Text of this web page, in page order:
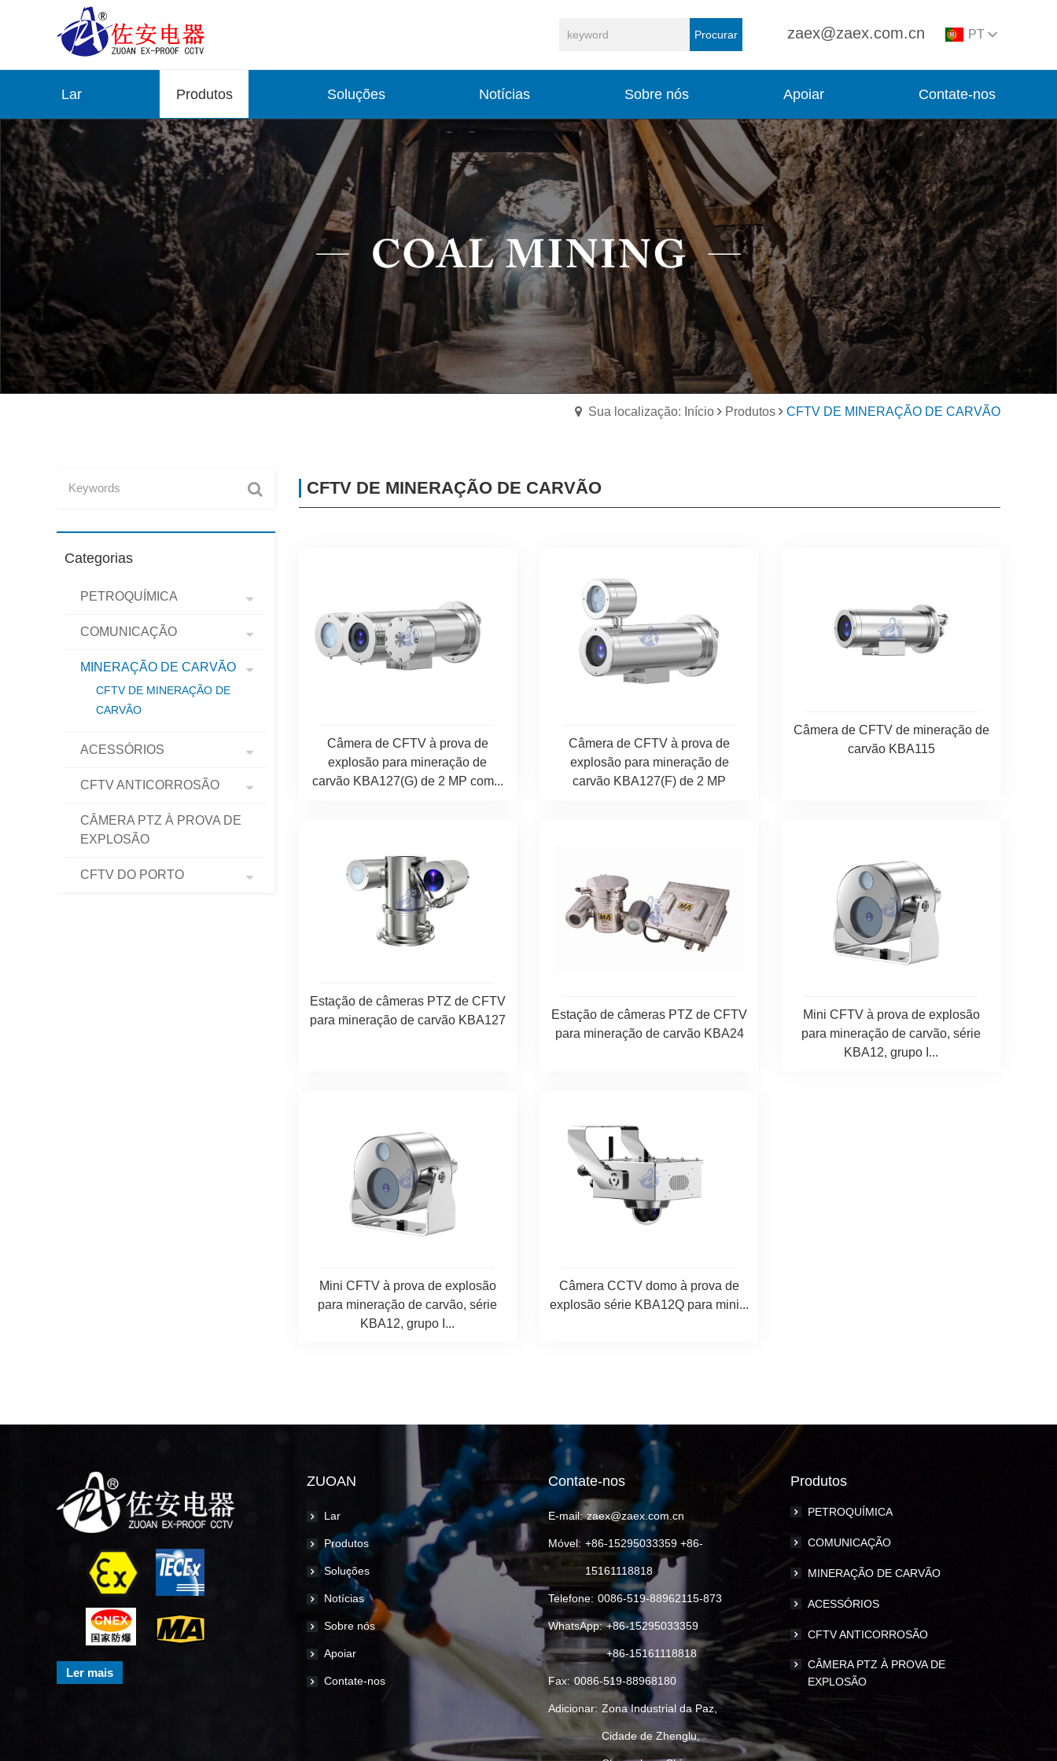
Procurar zaex@zaex.com.cn PT
Lar Produtos Soluções Notícias Sobre nós Apoiar Contate-nos
Sua localização: Início Produtos CFTV DE MINERAÇÃO DE CARVÃO
Categorias
PETROQUÍMICA
COMUNICAÇÃO
MINERAÇÃO DE CARVÃO
CFTV DE MINERAÇÃO DE
CARVÃO
ACESSÓRIOS
CFTV ANTICORROSÃO
CÂMERA PTZ À PROVA DE
EXPLOSÃO
CFTV DO PORTO
CFTV DE MINERAÇÃO DE CARVÃO
Câmera de CFTV à prova de
explosão para mineração de
carvão KBA127(G) de 2 MP com...
Câmera de CFTV à prova de
explosão para mineração de
carvão KBA127(F) de 2 MP
Câmera de CFTV de mineração de
carvão KBA115
Estação de câmeras PTZ de CFTV
para mineração de carvão KBA127
Estação de câmeras PTZ de CFTV
para mineração de carvão KBA24
Mini CFTV à prova de explosão
para mineração de carvão, série
KBA12, grupo I...
Mini CFTV à prova de explosão
para mineração de carvão, série
KBA12, grupo I...
Câmera CCTV domo à prova de
explosão série KBA12Q para mini...
Ler mais
ZUOAN
Lar
Produtos
Soluções
Notícias
Sobre nós
Apoiar
Contate-nos
Contate-nos
E-mail: zaex@zaex.com.cn
Móvel: +86-15295033359 +86-
15161118818
Telefone: 0086-519-88962115-873
WhatsApp: +86-15295033359
+86-15161118818
Fax: 0086-519-88968180
Adicionar: Zona Industrial da Paz,
Cidade de Zhenglu,
Produtos
PETROQUÍMICA
COMUNICAÇÃO
MINERAÇÃO DE CARVÃO
ACESSÓRIOS
CFTV ANTICORROSÃO
CÂMERA PTZ À PROVA DE
EXPLOSÃO